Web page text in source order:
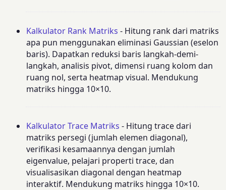
Kalkulator Rank Matriks - Hitung rank dari matriks
apa pun menggunakan eliminasi Gaussian (eselon
baris). Dapatkan reduksi baris langkah-demi-
langkah, analisis pivot, dimensi ruang kolom dan
ruang nol, serta heatmap visual. Mendukung
matriks hingga 10×10.
Kalkulator Trace Matriks - Hitung trace dari
matriks persegi (jumlah elemen diagonal),
verifikasi kesamaannya dengan jumlah
eigenvalue, pelajari properti trace, dan
visualisasikan diagonal dengan heatmap
interaktif. Mendukung matriks hingga 10×10.